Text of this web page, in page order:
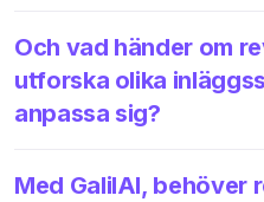
Och vad händer om
utforska olika
anpassa sig?
Med GalilAI, behöver